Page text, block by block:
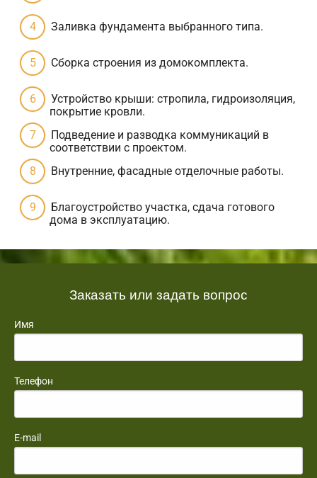
Заливка фундамента выбранного типа.
Сборка строения из домокомплекта.
Устройство крыши: стропила, гидроизоляция,
покрытие кровли.
Подведение и разводка коммуникаций в
соответствии с проектом.
Внутренние, фасадные отделочные работы.
Благоустройство участка, сдача готового
дома в эксплуатацию.
Заказать или задать вопрос
Имя
Телефон
E-mail